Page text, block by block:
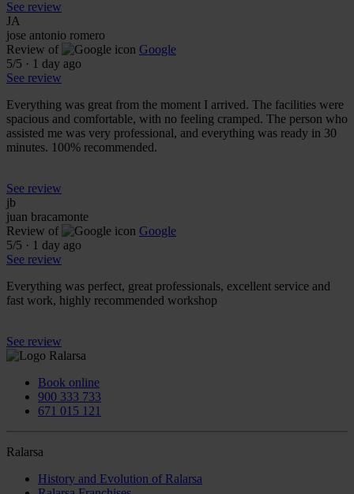
See review
JA
jose antonio romero
Review of
Google
5/5 · 1 day ago
See review
Everything was great from the moment I arrived. The facilities were
spacious and comfortable, with no feeling cramped. The person who
assisted me was very professional, and everything was ready in 30
minutes. 100% recommended.
See review
jb
juan bracamonte
Review of
Google
5/5 · 1 day ago
See review
Everything was perfect, great professionals, excellent service and
fast work, highly recommended workshop
See review
Book online
900 333 733
671 015 121
Ralarsa
History and Evolution of Ralarsa